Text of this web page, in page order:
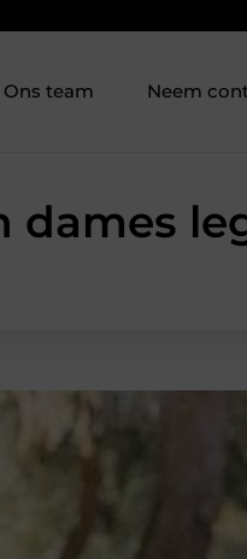
Ons team Neem
dames